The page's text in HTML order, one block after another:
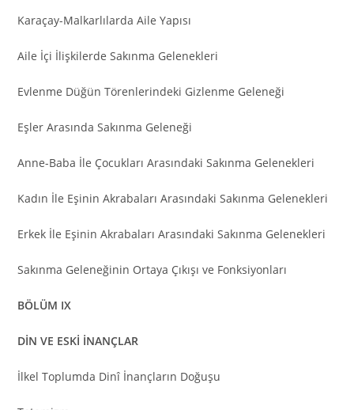
Karaçay-Malkarlılarda Aile Yapısı
Aile İçi İlişkilerde Sakınma Gelenekleri
Evlenme Düğün Törenlerindeki Gizlenme Geleneği
Eşler Arasında Sakınma Geleneği
Anne-Baba İle Çocukları Arasındaki Sakınma Gelenekleri
Kadın İle Eşinin Akrabaları Arasındaki Sakınma Gelenekleri
Erkek İle Eşinin Akrabaları Arasındaki Sakınma Gelenekleri
Sakınma Geleneğinin Ortaya Çıkışı ve Fonksiyonları
BÖLÜM IX
DİN VE ESKİ İNANÇLAR
İlkel Toplumda Dinî İnançların Doğuşu